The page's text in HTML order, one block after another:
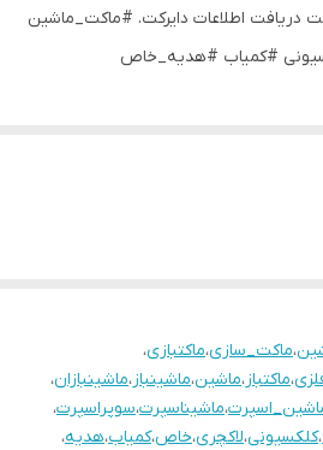
دریافت اطلاعات دایرکت. #ماکت_ماشین
،ماکت_سازی،ماکتبازی،
،ماکتباز،ماشین،ماشینباز،ماشینبازان،
،ماشیناسپرت،سوپراسپرت،
،کلکسیونی،لاکچری،خاص،کمیاب،هدیه،